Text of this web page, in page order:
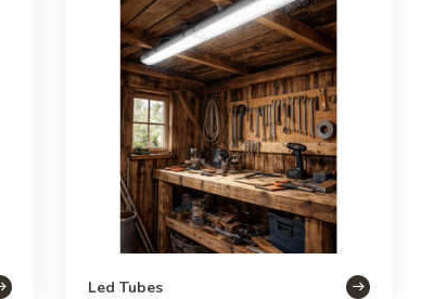
Led Tubes